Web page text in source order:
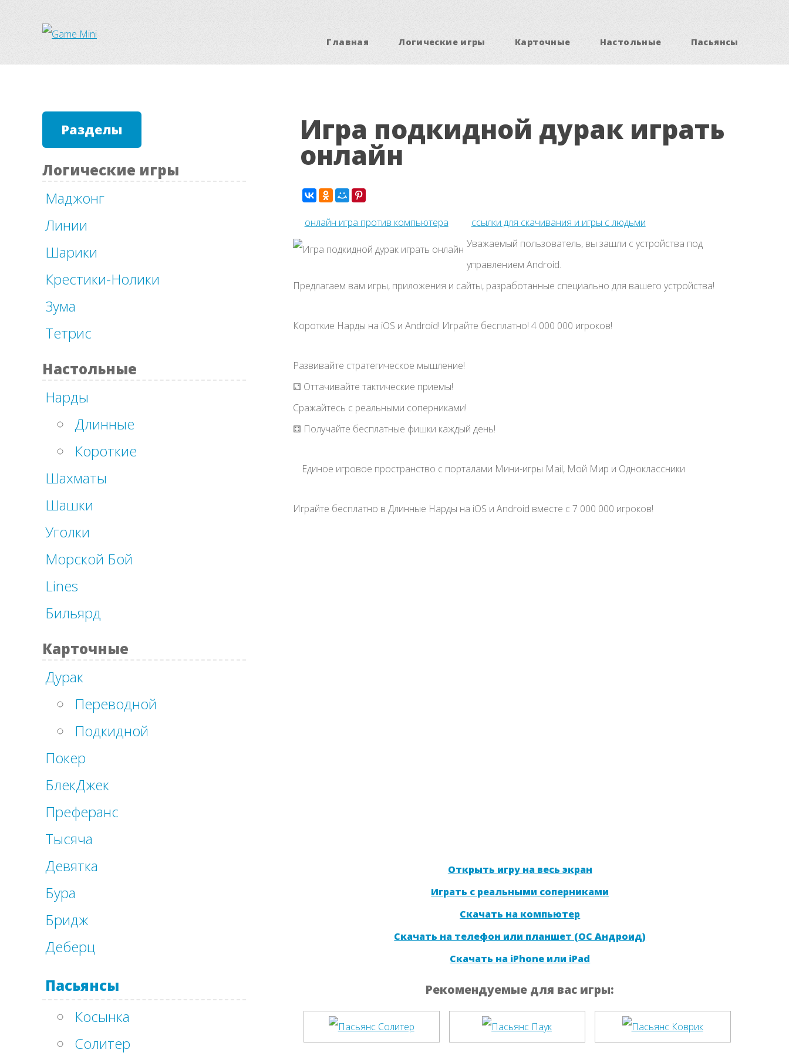
Главная Логические игры Карточные Настольные Пасьянсы
Разделы
Логические игры
Маджонг
Линии
Шарики
Крестики-Нолики
Зума
Тетрис
Настольные
Нарды
Длинные
Короткие
Шахматы
Шашки
Уголки
Морской Бой
Lines
Бильярд
Карточные
Дурак
Переводной
Подкидной
Покер
БлекДжек
Преферанс
Тысяча
Девятка
Бура
Бридж
Деберц
Пасьянсы
Косынка
Солитер
Игра подкидной дурак играть
онлайн
онлайн игра против компьютера
ссылки для скачивания и игры с людьми
Уважаемый пользователь, вы зашли с устройства под
управлением Android.
Предлагаем вам игры, приложения и сайты, разработанные специально для вашего устройства!
Короткие Нарды на iOS и Android! Играйте бесплатно! 4 000 000 игроков!
Развивайте стратегическое мышление!
⚁ Оттачивайте тактические приемы!
Сражайтесь с реальными соперниками!
⚃ Получайте бесплатные фишки каждый день!
Единое игровое пространство с порталами Мини-игры Mail, Мой Мир и Одноклассники
Играйте бесплатно в Длинные Нарды на iOS и Android вместе с 7 000 000 игроков!
Открыть игру на весь экран
Играть с реальными соперниками
Скачать на компьютер
Скачать на телефон или планшет (ОС Андроид)
Скачать на iPhone или iPad
Рекомендуемые для вас игры: